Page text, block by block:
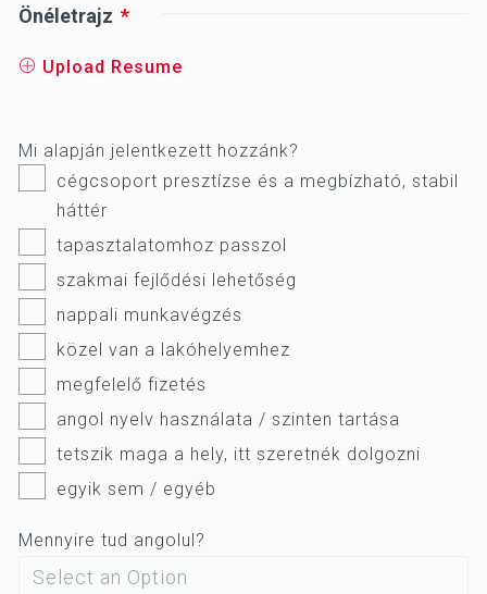
Önéletrajz
Upload Resume
Mi alapján jelentkezett hozzánk?
cégcsoport presztízse és a megbízható, stabil
háttér
tapasztalatomhoz passzol
szakmai fejlődési lehetőség
nappali munkavégzés
közel van a lakóhelyemhez
megfelelő fizetés
angol nyelv használata / szinten tartása
tetszik maga a hely, itt szeretnék dolgozni
egyik sem / egyéb
Mennyire tud angolul?